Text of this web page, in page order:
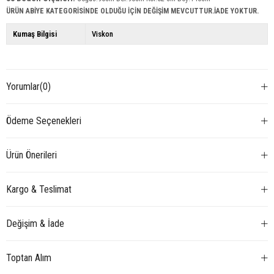
ÜRÜN ABİYE KATEGORİSİNDE OLDUĞU İÇİN DEĞİŞİM MEVCUTTUR.İADE YOKTUR.
Kumaş Bilgisi Viskon
Yorumlar(0)
Ödeme Seçenekleri
Ürün Önerileri
Kargo & Teslimat
Değişim & İade
Toptan Alım